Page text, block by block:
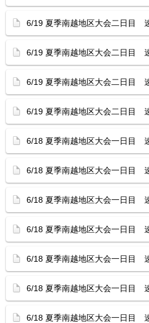
6/19 夏季南越地区大会二日目
6/19 夏季南越地区大会二日
6/19 夏季南越地区大会二日目
6/19 夏季南越地区大会二日目
6/18 夏季南越地区大会一日目
6/18 夏季南越地区大会一日目
6/18 夏季南越地区大会一日
6/18 夏季南越地区大会一日目
6/18 夏季南越地区大会一日目
6/18 夏季南越地区大会一日
6/18 夏季南越地区大会一日目